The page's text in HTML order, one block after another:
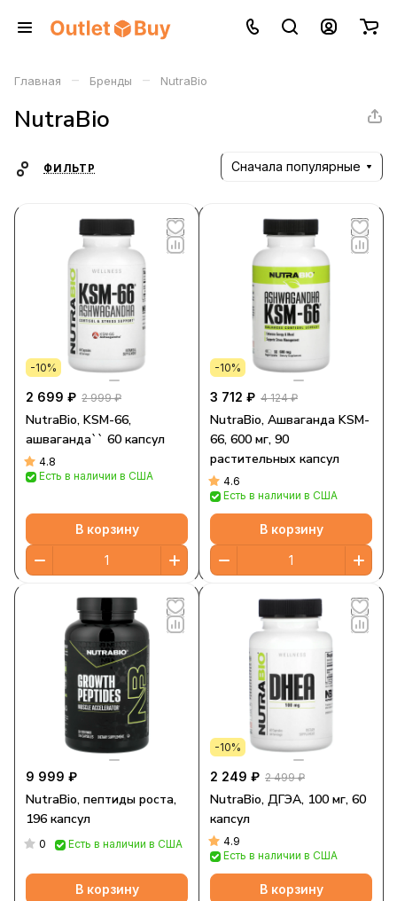
Главная – Бренды – NutraBio
NutraBio
ФИЛЬТР Сначала популярные
-10%
2 699 ₽ 2 999 ₽
NutraBio, KSM-66,
ашваганда`` 60 капсул
4.8
Есть в наличии в США
В корзину
-10%
3 712 ₽ 4 124 ₽
NutraBio, Ашваганда KSM-
66, 600 мг, 90
растительных капсул
4.6
Есть в наличии в США
В корзину
9 999 ₽
NutraBio, пептиды роста,
196 капсул
0 Есть в наличии в США
В корзину
-10%
2 249 ₽ 2 499 ₽
NutraBio, ДГЭА, 100 мг, 60
капсул
4.9
Есть в наличии в США
В корзину